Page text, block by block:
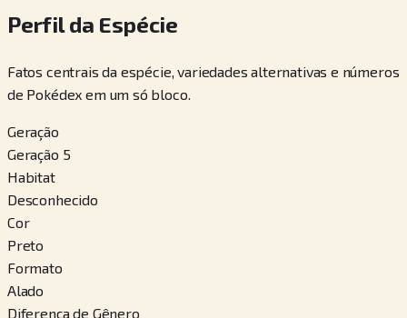
Perfil da Espécie
Fatos centrais da espécie, variedades alternativas e números
de Pokédex em um só bloco.
Geração
Geração 5
Habitat
Desconhecido
Cor
Preto
Formato
Alado
Diferença de Gênero